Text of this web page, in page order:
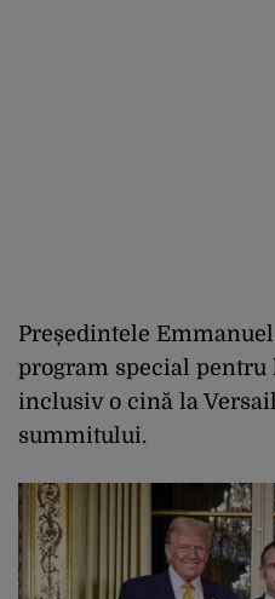
Președintele
program special
inclusiv o cină la
summitului.